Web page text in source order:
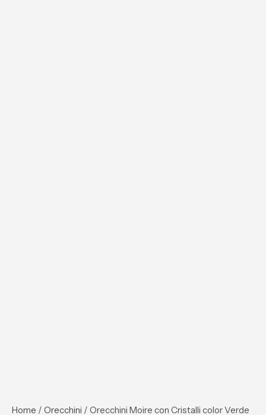
Home / Orecchini / Orecchini Moire con Cristalli color Verde